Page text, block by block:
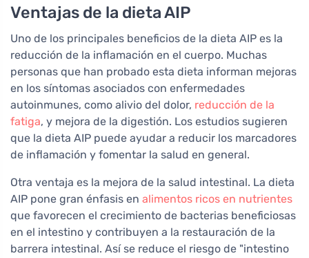
Ventajas de la dieta AIP
Uno de los principales beneficios de la dieta AIP es la
reducción de la inflamación en el cuerpo. Muchas
personas que han probado esta dieta informan mejoras
en los síntomas asociados con enfermedades
autoinmunes, como alivio del dolor, reducción de la
fatiga, y mejora de la digestión. Los estudios sugieren
que la dieta AIP puede ayudar a reducir los marcadores
de inflamación y fomentar la salud en general.
Otra ventaja es la mejora de la salud intestinal. La dieta
AIP pone gran énfasis en alimentos ricos en nutrientes
que favorecen el crecimiento de bacterias beneficiosas
en el intestino y contribuyen a la restauración de la
barrera intestinal. Así se reduce el riesgo de "intestino